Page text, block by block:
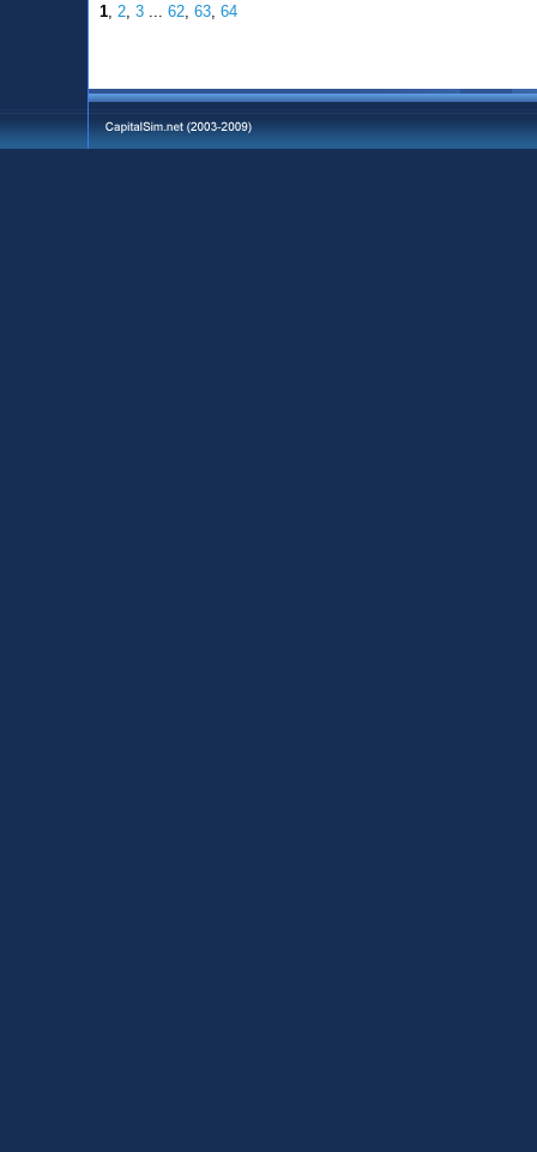
1 2 ,3 ...62 ,63 ,64